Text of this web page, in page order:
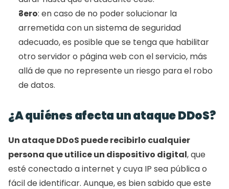
3ero: en caso de no poder solucionar la
arremetida con un sistema de seguridad
adecuado, es posible que se tenga que habilitar
otro servidor o página web con el servicio, más
allá de que no represente un riesgo para el robo
de datos.
¿A quiénes afecta un ataque DDoS?
Un ataque DDoS puede recibirlo cualquier
persona que utilice un dispositivo digital, que
esté conectado a internet y cuya IP sea pública o
fácil de identificar. Aunque, es bien sabido que este